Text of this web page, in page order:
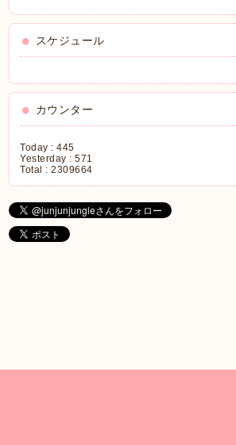
スケジュール
カウンター
Today :445
Yesterday :571
Total :2309664